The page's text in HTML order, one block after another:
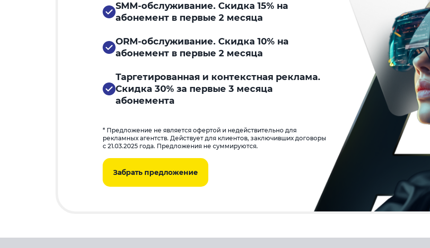
SMM-обслуживание. Скидка 15% на
абонемент в первые 2 месяца
ORM-обслуживание. Скидка 10% на
абонемент в первые 2 месяца
Таргетированная и контекстная реклама.
Скидка 30% за первые 3 месяца
абонемента
* Предложение не является офертой и недействительно для
рекламных агентств. Действует для клиентов, заключивших договоры
с 21.03.2025 года. Предложения не суммируются.
Забрать предложение